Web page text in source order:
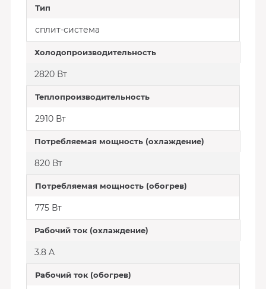
Тип
сплит-система
Холодопроизводительность
2820 Вт
Теплопроизводительность
2910 Вт
Потребляемая мощность (охлаждение)
820 Вт
Потребляемая мощность (обогрев)
775 Вт
Рабочий ток (охлаждение)
3.8 A
Рабочий ток (обогрев)